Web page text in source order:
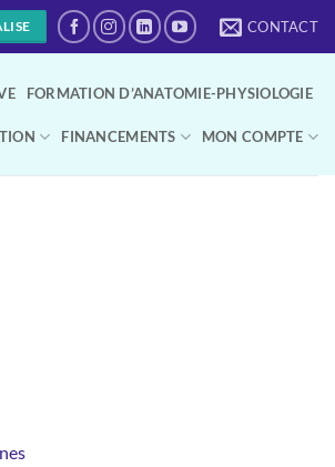
CONTACT
FORMATION D’ANATOMIE-PHYSIOLOGIE
FINANCEMENTS MON COMPTE